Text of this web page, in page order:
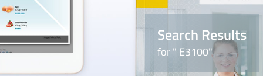
Search Results
for " E3100"